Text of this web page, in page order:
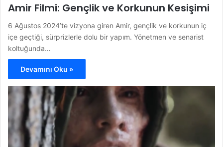
Amir Filmi: Gençlik ve Korkunun Kesişimi
6 Ağustos 2024’te vizyona giren Amir, gençlik ve korkunun iç
içe geçtiği, sürprizlerle dolu bir yapım. Yönetmen ve senarist
koltuğunda…
Devamını Oku »